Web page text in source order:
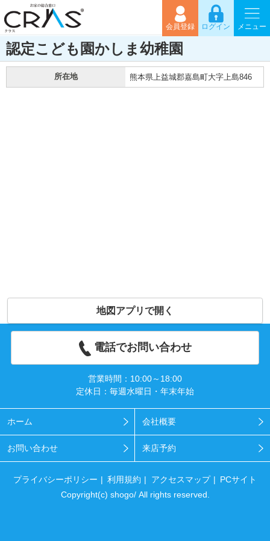
会員登録 ログイン メニュー
認定こども園かしま幼稚園
所在地 熊本県上益城郡嘉島町大字上島846
地図アプリで開く
電話でお問い合わせ
営業時間：10:00～18:00
定休日：毎週水曜日・年末年始
ホーム 会社概要
お問い合わせ 来店予約
プライバシーポリシー 利用規約 アクセスマップ
PCサイト
Copyright(c) shogo/ All rights reserved.